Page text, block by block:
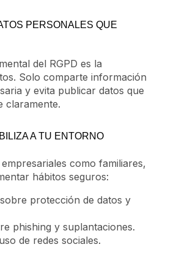
PERSONALES QUE
del RGPD es la
Solo comparte información
y evita publicar datos que
claramente.
A TU ENTORNO
como familiares,
hábitos seguros:
protección de datos y
phishing y suplantaciones.
de redes sociales.